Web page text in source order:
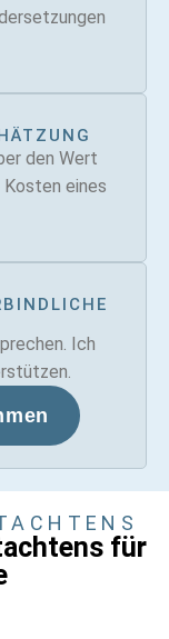
den Wert
eines
Ich
für